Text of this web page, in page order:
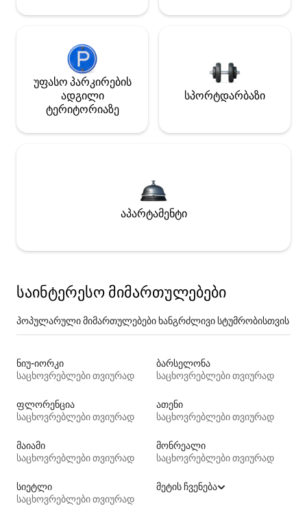
უფასო პარკირების
ადგილი
ტერიტორიაზე
სპორტდარბაზი
აპარტამენტი
საინტერესო მიმართულებები
პოპულარული მიმართულებები ხანგრძლივი სტუმრობისთვის
ნიუ-იორკი
საცხოვრებლები თვიურად
ბარსელონა
საცხოვრებლები თვიურად
ფლორენცია
საცხოვრებლები თვიურად
ათენი
საცხოვრებლები თვიურად
მაიამი
საცხოვრებლები თვიურად
მონრეალი
საცხოვრებლები თვიურად
სიეტლი
საცხოვრებლები თვიურად
მეტის ჩვენება